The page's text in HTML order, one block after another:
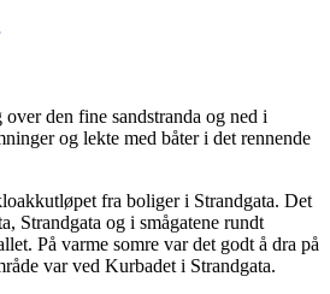
den fine sandstranda og ned i
og lekte med båter i det rennende
fra boliger i Strandgata. Det
Strandgata og i smågatene rundt
På varme somre var det godt å dra på
var ved Kurbadet i Strandgata.